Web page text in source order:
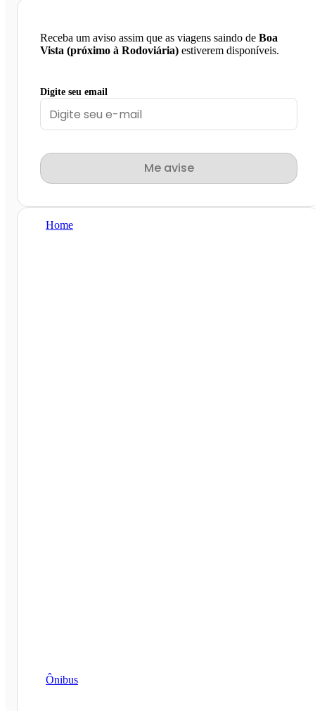
Receba um aviso assim que as viagens saindo de Boa
Vista (próximo à Rodoviária) estiverem disponíveis.
Digite seu email
Me avise
Home
Ônibus